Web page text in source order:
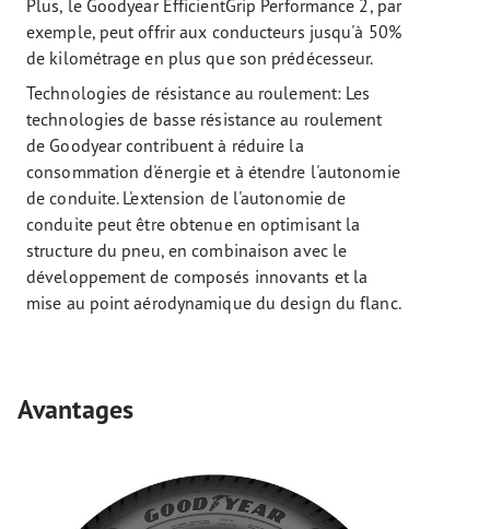
Plus, le Goodyear EfficientGrip Performance 2, par
exemple, peut offrir aux conducteurs jusqu'à 50%
de kilométrage en plus que son prédécesseur.
Technologies de résistance au roulement: Les
technologies de basse résistance au roulement
de Goodyear contribuent à réduire la
consommation d'énergie et à étendre l'autonomie
de conduite. L'extension de l'autonomie de
conduite peut être obtenue en optimisant la
structure du pneu, en combinaison avec le
développement de composés innovants et la
mise au point aérodynamique du design du flanc.
Avantages